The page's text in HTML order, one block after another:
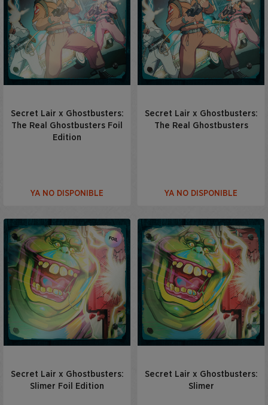
Secret Lair x Ghostbusters:
The Real Ghostbusters Foil
Edition
YA NO DISPONIBLE
Secret Lair x Ghostbusters:
The Real Ghostbusters
YA NO DISPONIBLE
Secret Lair x Ghostbusters:
Slimer Foil Edition
Secret Lair x Ghostbusters:
Slimer